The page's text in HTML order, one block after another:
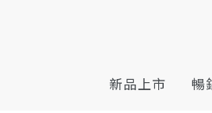
新品上市 暢